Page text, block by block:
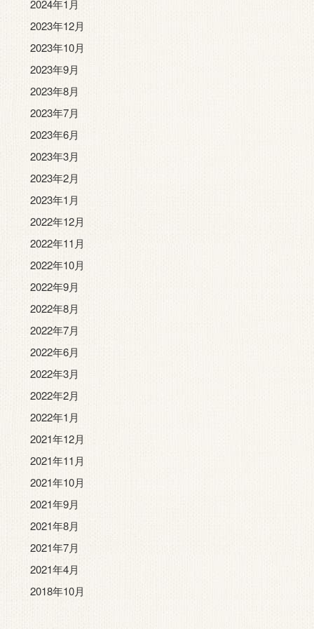
2024年1月
2023年12月
2023年10月
2023年9月
2023年8月
2023年7月
2023年6月
2023年3月
2023年2月
2023年1月
2022年12月
2022年11月
2022年10月
2022年9月
2022年8月
2022年7月
2022年6月
2022年3月
2022年2月
2022年1月
2021年12月
2021年11月
2021年10月
2021年9月
2021年8月
2021年7月
2021年4月
2018年10月